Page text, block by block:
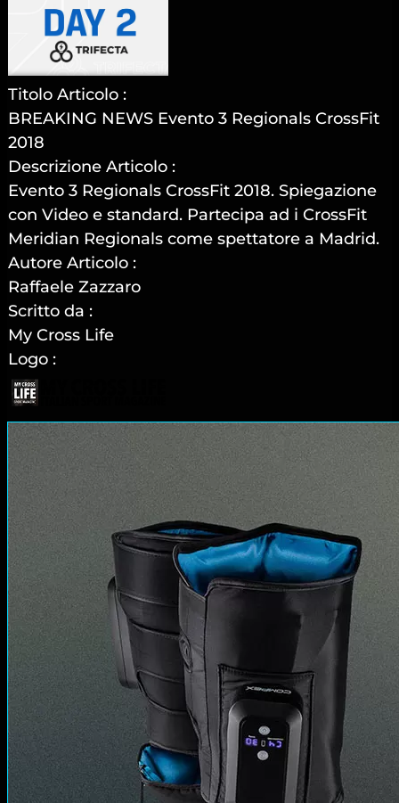
Titolo Articolo :
BREAKING NEWS Evento 3 Regionals CrossFit
2018
Descrizione Articolo :
Evento 3 Regionals CrossFit 2018. Spiegazione
con Video e standard. Partecipa ad i CrossFit
Meridian Regionals come spettatore a Madrid.
Autore Articolo :
Raffaele Zazzaro
Scritto da :
My Cross Life
Logo :